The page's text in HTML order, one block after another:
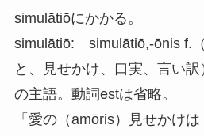
simulātiōにかかる。
simulātiō: simulātiō,-ōnis f.
と、見せかけ、口実、言い
の主語。動詞estは省略。
「愛の（amōris）見せかけ